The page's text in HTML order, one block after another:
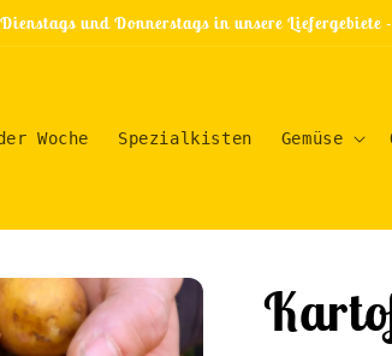
und Donnerstags in unsere
Woche Spezialkisten Gemüse